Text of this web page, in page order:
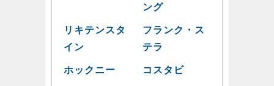
ング
リキテンスタ
イン
フランク・ス
テラ
ホックニー コスタビ